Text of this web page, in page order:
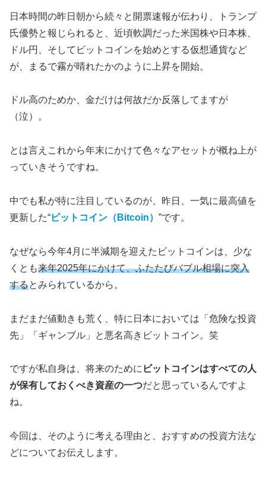
日本時間の昨日朝から続々と開票速報が伝わり、トランプ
氏優勢と報じられると、近頃軟調だった米国株や日本株、
ドル円、そしてビットコインを始めとする仮想通貨など
が、
まるで霧が晴れたかのように 上昇を開始。
ドル高のためか、金だけは何故だか反落してますが
（泣）。
とは言えこれから年末にかけて色々なアセットが概ね上が
っていきそうですね。
中でも私が特に注目しているのが、昨日、一気に最高値を
更新した“ビットコイン（Bitcoin） ”です。
なぜなら今年4月に半減期を迎えたビットコインは、少な
くとも来年2025年にかけて、ふたたびバブル相場に突入
するとみられているから。
まだまだ値動きも荒く、特に日本においては「危険な投資
先」「ギャンブル」と悪名高きビットコイン。笑
ですが私自身は、将来のために ビットコインはすべての人
が保有しておくべき資産の一つだと思っているんですよ
ね。
今回は、そのように考える理由と、おすすめの投資方法な
どについてお伝えします。